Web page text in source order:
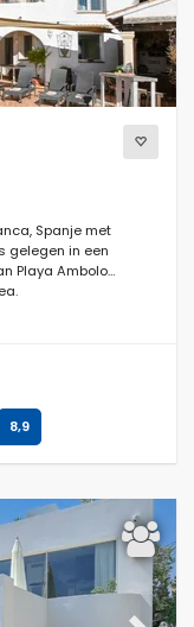
Spanje met
gelegen in een
Playa Ambolo
8,9